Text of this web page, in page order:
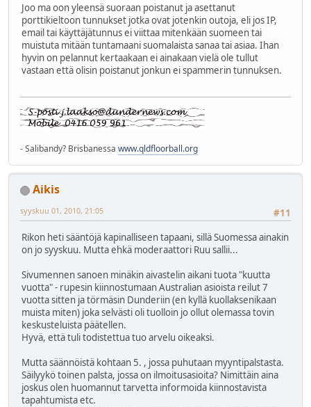
Joo ma oon yleensä suoraan poistanut ja asettanut
porttikieltoon tunnukset jotka ovat jotenkin outoja, eli jos IP,
email tai käyttäjätunnus ei viittaa mitenkään suomeen tai
muistuta mitään tuntamaani suomalaista sanaa tai asiaa. Ihan
hyvin on pelannut kertaakaan ei ainakaan vielä ole tullut
vastaan että olisin poistanut jonkun ei spammerin tunnuksen.
- Salibandy? Brisbanessa www.qldfloorball.org
Aikis
#11
syyskuu 01, 2010, 21:05
Rikon heti sääntöjä kapinalliseen tapaani, sillä Suomessa ainakin
on jo syyskuu. Mutta ehkä moderaattori Ruu sallii...
Sivumennen sanoen minäkin aivastelin aikani tuota "kuutta
vuotta" - rupesin kiinnostumaan Australian asioista reilut 7
vuotta sitten ja törmäsin Dunderiin (en kyllä kuollaksenikaan
muista miten) joka selvästi oli tuolloin jo ollut olemassa tovin
keskusteluista päätellen.
Hyvä, että tuli todistettua tuo arvelu oikeaksi.
Mutta säännöistä kohtaan 5. , jossa puhutaan myyntipalstasta.
Säilyykö toinen palsta, jossa on ilmoitusasioita? Nimittäin aina
joskus olen huomannut tarvetta informoida kiinnostavista
tapahtumista etc.